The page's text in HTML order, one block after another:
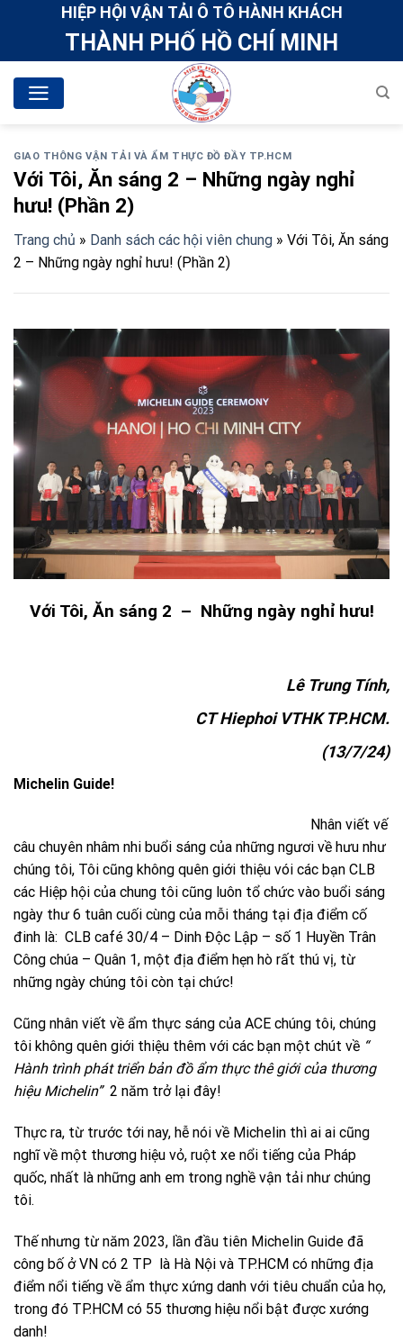
HIỆP HỘI VẬN TẢI Ô TÔ HÀNH KHÁCH
THÀNH PHỐ HỒ CHÍ MINH
GIAO THÔNG VẬN TẢI VÀ ẨM THỰC ĐỒ ĐẦY TP.HCM
Với Tôi, Ăn sáng 2 – Những ngày nghỉ
hưu! (Phần 2)
Trang chủ » Danh sách các hội viên chung » Với Tôi, Ăn sáng
2 – Những ngày nghỉ hưu! (Phần 2)
Với Tôi, Ăn sáng 2 – Những ngày nghỉ hưu!
Lê Trung Tính,
CT Hiephoi VTHK TP.HCM.
(13/7/24)
Michelin Guide!
Nhân viết vế
câu chuyên nhâm nhi buổi sáng của những ngươi về hưu như
chúng tôi, Tôi cũng không quên giới thiệu vói các bạn CLB
các Hiệp hội của chung tôi cũng luôn tổ chức vào buổi sáng
ngày thư 6 tuân cuối cùng của mỗi tháng tại địa điểm cố
đinh là: CLB café 30/4 – Dinh Độc Lập – số 1 Huyền Trân
Công chúa – Quân 1, một địa điểm hẹn hò rất thú vị, từ
những ngày chúng tôi còn tại chức!
Cũng nhân viết về ẩm thực sáng của ACE chúng tôi, chúng
tôi không quên giới thiệu thêm với các bạn một chút về “
Hành trình phát triển bản đồ ẩm thực thê giới của thương
hiệu Michelin”2 năm trở lại đây!
Thực ra, từ trước tới nay, hễ nói về Michelin thì ai ai cũng
nghĩ về một thương hiệu vỏ, ruột xe nổi tiếng của Pháp
quốc, nhất là những anh em trong nghề vận tải như chúng
tôi.
Thế nhưng từ năm 2023, lần đầu tiên Michelin Guide đã
công bố ở VN có 2 TP là Hà Nội và TP.HCM có những địa
điểm nổi tiếng về ẩm thực xứng danh với tiêu chuẩn của họ,
trong đó TP.HCM có 55 thương hiệu nổi bật được xướng
danh!